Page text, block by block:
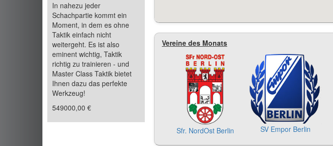
In nahezu jeder
Schachpartie kommt ein
Moment, in dem es ohne
Taktik einfach nicht
weitergeht. Es ist also
eminent wichtig, Taktik
richtig zu trainieren - und
Master Class Taktik bietet
Ihnen dazu das perfekte
Werkzeug!
549000,00 €
Vereine des Monats
Sfr. NordOst Berlin SV Empor Berlin